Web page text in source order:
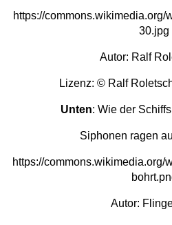
https://
30.jpg
Autor: Ralf
Lizenz: © Ralf
Unten: Wie der
Siphonen ragen
https://commons.wikimedia.org/
Autor: